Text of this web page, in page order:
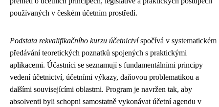
používaných v českém účetním prostředí.
Podstata rekvalifikačního kurzu účetnictvíspočívá v systematickém
předávání teoretických poznatků spojených s praktickými
aplikacemi. Účastníci se seznamují s fundamentálními principy
vedení účetnictví, účetními výkazy, daňovou problematikou a
dalšími souvisejícími oblastmi. Program je navržen tak, aby
absolventi byli schopni samostatně vykonávat účetní agendu v